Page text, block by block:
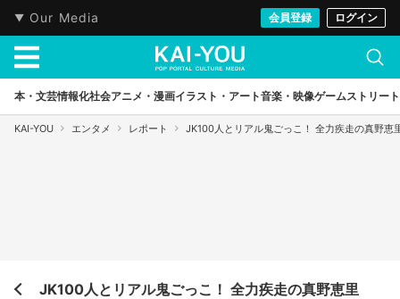
Our Media 会員登録 ログイン
本・文芸情報化社会アニメ・漫画イラスト・アート音楽・映像ゲームストリート
KAI-YOU エンタメ レポート JK100人とリアル鬼ごっこ！ 全力疾走の真野恵
JK100人とリアル鬼ごっこ！ 全力疾走の真野恵里